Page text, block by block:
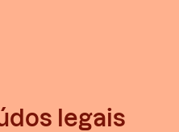
legais